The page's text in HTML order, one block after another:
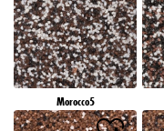
Morocco5